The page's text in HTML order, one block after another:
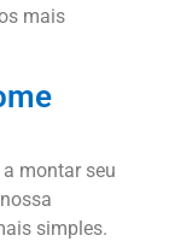
mais
montar seu
simples.